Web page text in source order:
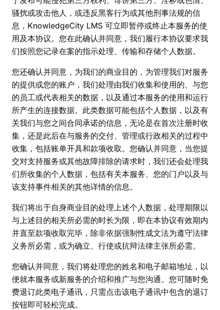
骚扰或攻击他人，或违反黑客行为或其他刑事法规的信
息，KnowledgeCity LMS 可立即暂停或终止本服务的使
用及本协议。您在此确认并同意，我们履行本协议要求我
们按照您记录在案的指示处理、传输和存储个人数据。
您还确认并同意，为我们的商业目的，为管理我们对服务
的提供或您的账户，我们处理由我们收集和使用的、与您
的员工或代表相关的数据，以及通过本服务的使用和运行
所产生的连接数据。此类数据可能包括个人数据，以及有
关我们与您之间合同承诺的信息，无论是在首次注册时收
集，还是此后在与服务的交付、管理或行政相关的过程中
收集，包括账单开具和款项收取。您确认并同意，当您提
交对支持服务或其他故障排除的请求时，我们还会处理我
们所收集的个人数据，包括有关本服务、您的门户以及与
该支持事件相关的其他详情的信息。
我们将出于自身商业目的处理上述个人数据，处理期限以
与上述目的相关所必需的时长为限，即在本协议有效期内
并直至款项收取完毕，除非依据强制性成文法为遵守法律
义务所必需，或为确立、行使或抗辩法律主张所必需。
您确认并同意，我们将处理您的姓名和电子邮箱地址，以
便就本服务或新服务的介绍和推广与您沟通。您可随时免
费退订此类电子通讯，只需点击该电子通讯中包含的退订
按钮即可轻松完成。